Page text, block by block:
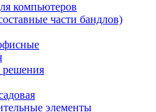
компьютеров
части бандлов)
решения
элементы